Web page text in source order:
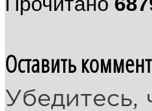
Оставить